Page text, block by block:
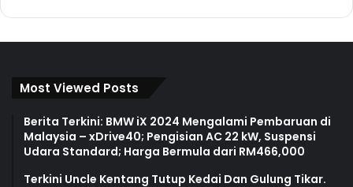
Most Viewed Posts
Berita Terkini: BMW iX 2024 Mengalami Pembaruan di
Malaysia – xDrive40; Pengisian AC 22 kW, Suspensi
Udara Standard; Harga Bermula dari RM466,000
Terkini Uncle Kentang Tutup Kedai Dan Gulung Tikar.